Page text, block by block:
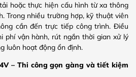
hoặc thực hiện cấu hình từ xa thông
Trong nhiều trường hợp, kỹ thuật viên
cần đến trực tiếp công trình. Điều
phí vận hành, rút ngắn thời gian xử lý
luôn hoạt động ổn định.
– Thi công gọn gàng và tiết kiệm